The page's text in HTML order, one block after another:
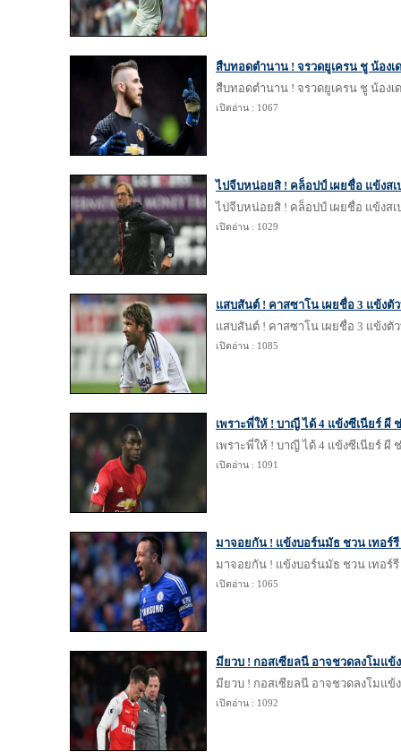
สืบทอดตำนาน ! จรวดยูเครน ชู น้อง
สืบทอดตำนาน ! จรวดยูเครน ชู น้อง
เปิดอ่าน : 1067
ไปจีบหน่อยสิ ! คล็อปป์ เผยชื่อ แข้งส
ไปจีบหน่อยสิ ! คล็อปป์ เผยชื่อ แข้งส
เปิดอ่าน : 1029
แสบสันต์ ! คาสซาโน เผยชื่อ 3 แข้งตั
แสบสันต์ ! คาสซาโน เผยชื่อ 3 แข้งตั
เปิดอ่าน : 1085
เพราะพี่ให้ ! บาญี ได้ 4 แข้งซีเนียร์ ผี
เพราะพี่ให้ ! บาญี ได้ 4 แข้งซีเนียร์ ผี
เปิดอ่าน : 1091
มาจอยกัน ! แข้งบอร์นมัธ ชวน เทอร์
มาจอยกัน ! แข้งบอร์นมัธ ชวน เทอร์รี
เปิดอ่าน : 1065
มียวบ ! กอสเซียลนี อาจชวดลงโมแข้ง
มียวบ ! กอสเซียลนี อาจชวดลงโมแข้ง
เปิดอ่าน : 1092